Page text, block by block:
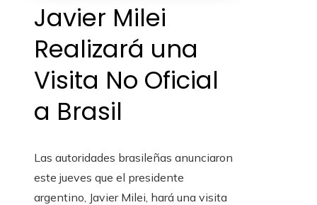
Javier Milei
Realizará una
Visita No Oficial
a Brasil
Las autoridades brasileñas anunciaron
este jueves que el presidente
argentino, Javier Milei, hará una visita